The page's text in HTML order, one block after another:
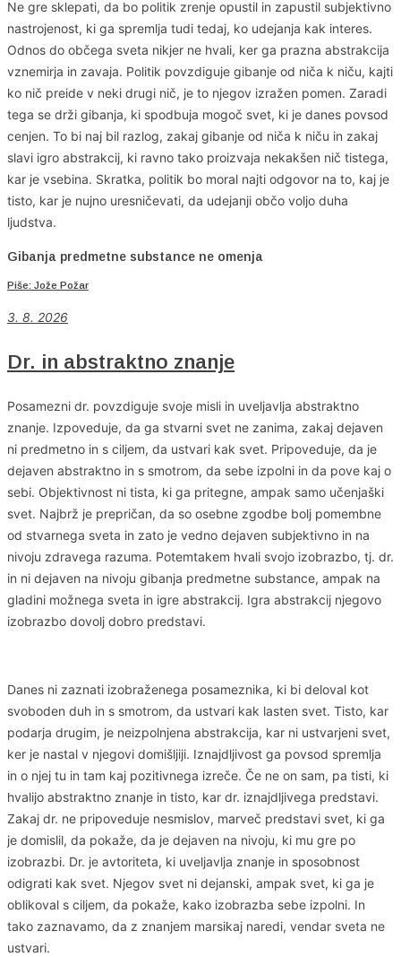
Ne gre sklepati, da bo politik zrenje opustil in zapustil subjektivno
nastrojenost, ki ga spremlja tudi tedaj, ko udejanja kak interes.
Odnos do občega sveta nikjer ne hvali, ker ga prazna abstrakcija
vznemirja in zavaja. Politik povzdiguje gibanje od niča k niču, kajti
ko nič preide v neki drugi nič, je to njegov izražen pomen. Zaradi
tega se drži gibanja, ki spodbuja mogoč svet, ki je danes povsod
cenjen. To bi naj bil razlog, zakaj gibanje od niča k niču in zakaj
slavi igro abstrakcij, ki ravno tako proizvaja nekakšen nič tistega,
kar je vsebina. Skratka, politik bo moral najti odgovor na to, kaj je
tisto, kar je nujno uresničevati, da udejanji občo voljo duha
ljudstva.
Gibanja predmetne substance ne omenja
Piše: Jože Požar
3. 8. 2026
Dr. in abstraktno znanje
Posamezni dr. povzdiguje svoje misli in uveljavlja abstraktno
znanje. Izpoveduje, da ga stvarni svet ne zanima, zakaj dejaven
ni predmetno in s ciljem, da ustvari kak svet. Pripoveduje, da je
dejaven abstraktno in s smotrom, da sebe izpolni in da pove kaj o
sebi. Objektivnost ni tista, ki ga pritegne, ampak samo učenjaški
svet. Najbrž je prepričan, da so osebne zgodbe bolj pomembne
od stvarnega sveta in zato je vedno dejaven subjektivno in na
nivoju zdravega razuma. Potemtakem hvali svojo izobrazbo, tj. dr.
in ni dejaven na nivoju gibanja predmetne substance, ampak na
gladini možnega sveta in igre abstrakcij. Igra abstrakcij njegovo
izobrazbo dovolj dobro predstavi.
Danes ni zaznati izobraženega posameznika, ki bi deloval kot
svoboden duh in s smotrom, da ustvari kak lasten svet. Tisto, kar
podarja drugim, je neizpolnjena abstrakcija, kar ni ustvarjeni svet,
ker je nastal v njegovi domišljiji. Iznajdljivost ga povsod spremlja
in o njej tu in tam kaj pozitivnega izreče. Če ne on sam, pa tisti, ki
hvalijo abstraktno znanje in tisto, kar dr. iznajdljivega predstavi.
Zakaj dr. ne pripoveduje nesmislov, marveč predstavi svet, ki ga
je domislil, da pokaže, da je dejaven na nivoju, ki mu gre po
izobrazbi. Dr. je avtoriteta, ki uveljavlja znanje in sposobnost
odigrati kak svet. Njegov svet ni dejanski, ampak svet, ki ga je
oblikoval s ciljem, da pokaže, kako izobrazba sebe izpolni. In
tako zaznavamo, da z znanjem marsikaj naredi, vendar sveta ne
ustvari.